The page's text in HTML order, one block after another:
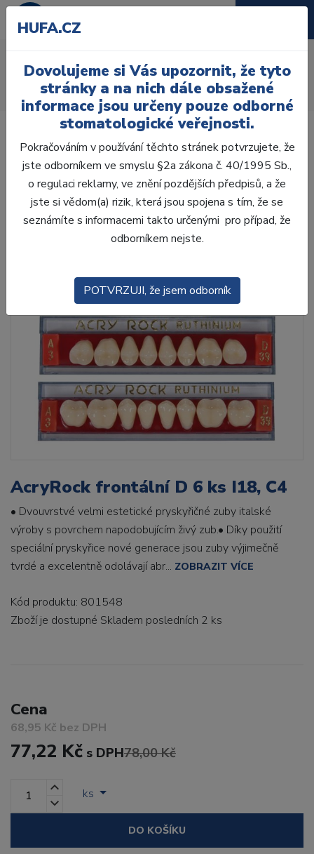
Úvod Zuby
AcryRock
AcryRock frontální D 6 ks I18, C4
AcryRock frontální D 6 ks I18, C4
• Dvouvrstvé velmi estetické pryskyřičné zuby italské
výroby s povrchem napodobujícím živý zub.• Díky použití
speciální pryskyřice nové generace jsou zuby výjimečně
tvrdé a excelentně odolávají abr... ZOBRAZIT VÍCE
Kód produktu: 801548
Zboží je dostupné Skladem posledních 2 ks
Cena
68,95 Kč bez DPH
77,22 Kč s DPH78,00 Kč
ks
DO KOŠÍKU
HUFA.CZ
Dovolujeme si Vás upozornit, že tyto
stránky a na nich dále obsažené
informace jsou určeny pouze odborné
stomatologické veřejnosti.
Pokračováním v používání těchto stránek potvrzujete, že
jste odborníkem ve smyslu §2a zákona č. 40/1995 Sb.,
o regulaci reklamy, ve znění pozdějších předpisů, a že
jste si vědom(a) rizik, která jsou spojena s tím, že se
seznámíte s informacemi takto určenými pro případ, že
odborníkem nejste.
POTVRZUJI, že jsem odborník